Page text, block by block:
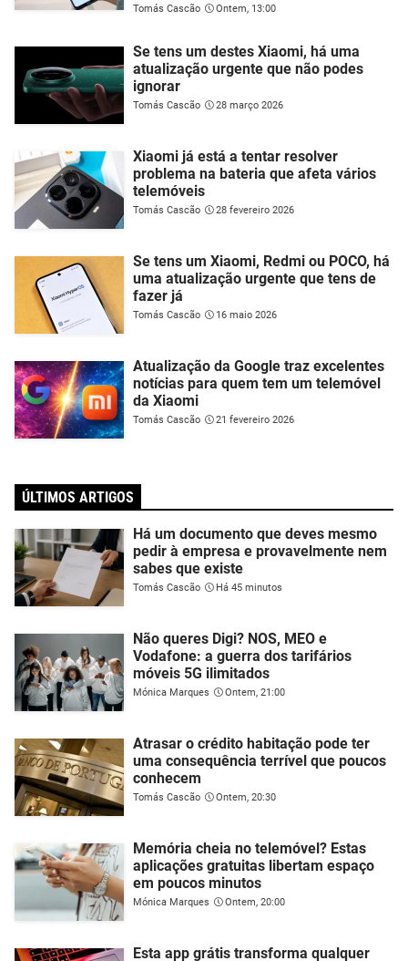
Tomás Cascão Ontem, 13:00
Se tens um destes Xiaomi, há uma
atualização urgente que não podes
ignorar
Tomás Cascão 28 março 2026
Xiaomi já está a tentar resolver
problema na bateria que afeta vários
telemóveis
Tomás Cascão 28 fevereiro 2026
Se tens um Xiaomi, Redmi ou POCO, há
uma atualização urgente que tens de
fazer já
Tomás Cascão 16 maio 2026
Atualização da Google traz excelentes
notícias para quem tem um telemóvel
da Xiaomi
Tomás Cascão 21 fevereiro 2026
ÚLTIMOS ARTIGOS
Há um documento que deves mesmo
pedir à empresa e provavelmente nem
sabes que existe
Tomás Cascão Há 45 minutos
Não queres Digi? NOS, MEO e
Vodafone: a guerra dos tarifários
móveis 5G ilimitados
Mónica Marques Ontem, 21:00
Atrasar o crédito habitação pode ter
uma consequência terrível que poucos
conhecem
Tomás Cascão Ontem, 20:30
Memória cheia no telemóvel? Estas
aplicações gratuitas libertam espaço
em poucos minutos
Mónica Marques Ontem, 20:00
Esta app grátis transforma qualquer